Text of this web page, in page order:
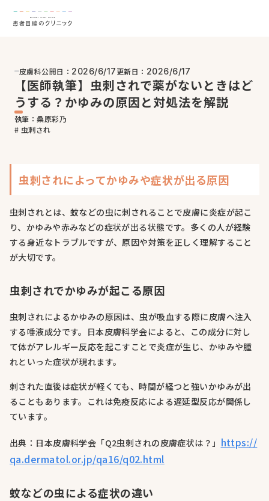
皮膚科公開日： 2026/6/17更新日： 2026/6/17
【医師執筆】虫刺されで薬がないときはど
うする？かゆみの原因と対処法を解説
執筆：桑原彩乃
# 虫刺され
虫刺されによってかゆみや症状が出る原因
虫刺されとは、蚊などの虫に刺されることで皮膚に炎症が起こ
り、かゆみや赤みなどの症状が出る状態です。多くの人が経験
する身近なトラブルですが、原因や対策を正しく理解すること
が大切です。
虫刺されでかゆみが起こる原因
虫刺されによるかゆみの原因は、虫が吸血する際に皮膚へ注入
する唾液成分です。日本皮膚科学会によると、この成分に対し
て体がアレルギー反応を起こすことで炎症が生じ、かゆみや腫
れといった症状が現れます。
刺された直後は症状が軽くても、時間が経つと強いかゆみが出
ることもあります。これは免疫反応による遅延型反応が関係し
ています。
出典：日本皮膚科学会「Q2虫刺されの皮膚症状は？」 https://
qa.dermatol.or.jp/qa16/q02.html
蚊などの虫による症状の違い